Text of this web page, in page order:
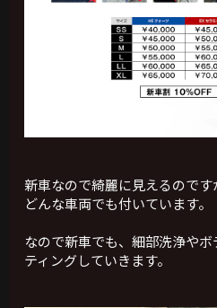
新車なので綺麗に見えるので
どんな車両でも付いています。
なので新車でも、細部洗浄や
ティングしていきます。